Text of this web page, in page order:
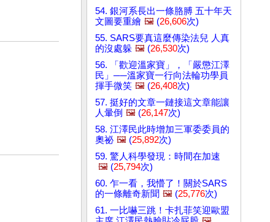
54. 銀河系長出一條胳膊 五十年天
文圖要重繪 🖼️ (26,606次)
55. SARS要真這麼傳染法兒 人真
的沒處躲 🖼️ (26,530次)
56. 「歡迎溫家寶」，「嚴懲江澤
民」──溫家寶一行向法輪功學員
揮手微笑 🖼️ (26,408次)
57. 挺好的文章一鏈接這文章能讓
人暈倒 🖼️ (26,147次)
58. 江澤民此時增加三軍委委員的
奧祕 🖼️ (25,892次)
59. 驚人科學發現：時間在加速
🖼️ (25,794次)
60. 乍一看，我懵了！關於SARS
的一條離奇新聞 🖼️ (25,776次)
61. 一比嚇三跳！卡扎菲笑迎歐盟